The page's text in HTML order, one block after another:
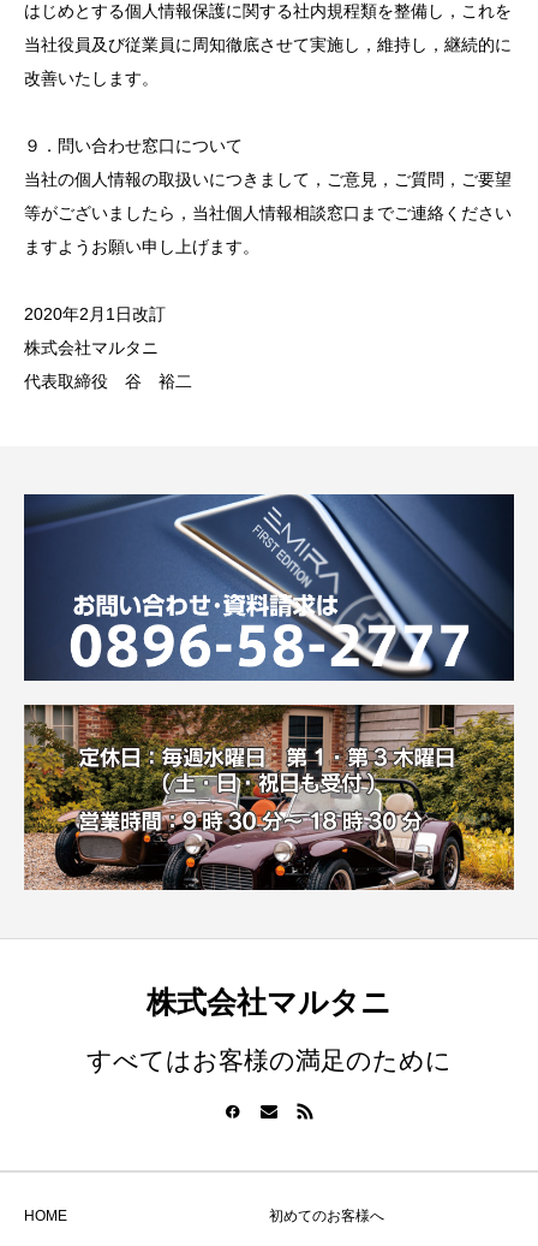
はじめとする個人情報保護に関する社内規程類を整備し，これを
当社役員及び従業員に周知徹底させて実施し，維持し，継続的に
改善いたします。
９．問い合わせ窓口について
当社の個人情報の取扱いにつきまして，ご意見，ご質問，ご要望
等がございましたら，当社個人情報相談窓口までご連絡ください
ますようお願い申し上げます。
2020年2月1日改訂
株式会社マルタニ
代表取締役 谷 裕二
株式会社マルタニ
すべてはお客様の満足のために
HOME 初めてのお客様へ